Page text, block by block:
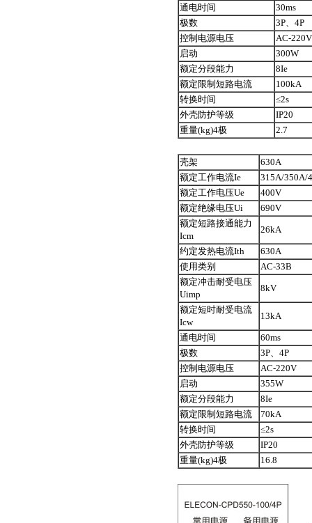
通电时间
30ms
极数
3P、4P
控制电源电压
AC-220V
启动
300W
额定分段能力
8Ie
额定限制短路电流
100kA
转换时间
≤2s
外壳防护等级
IP20
重量(kg)4极
2.7
壳架
630A
额定工作电流Ie
315A/350A/
额定工作电压Ue
400V
额定绝缘电压Ui
690V
额定短路接通能力
Icm
26kA
约定发热电流Ith
630A
使用类别
AC-33B
额定冲击耐受电压
Uimp
8kV
额定短时耐受电流
Icw
13kA
通电时间
60ms
极数
3P、4P
控制电源电压
AC-220V
启动
355W
额定分段能力
8Ie
额定限制短路电流
70kA
转换时间
≤2s
外壳防护等级
IP20
重量(kg)4极
16.8